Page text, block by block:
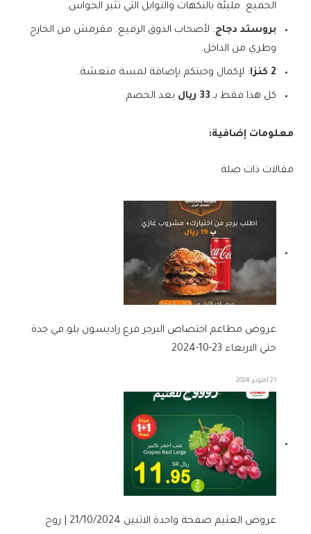
الجميع. مليئة بالنكهات والتوابل التي تثير الحواس.
بروستد دجاج: لأصحاب الذوق الرفيع. مقرمش من الخارج
وطري من الداخل.
2 كنزا : لإكمال وجبتكم بإضافة لمسة منعشة.
كل هذا فقط بـ 33 ريال بعد الخصم.
معلومات إضافية:
مقالات ذات صلة
عروض مطاعم اختصاص البرجر فرع راديسون بلو في جدة
حتي الاربعاء 23-10-2024
21 أكتوبر، 2024
عروض العثيم صفحة واحدة الاثنين 21/10/2024 | روح